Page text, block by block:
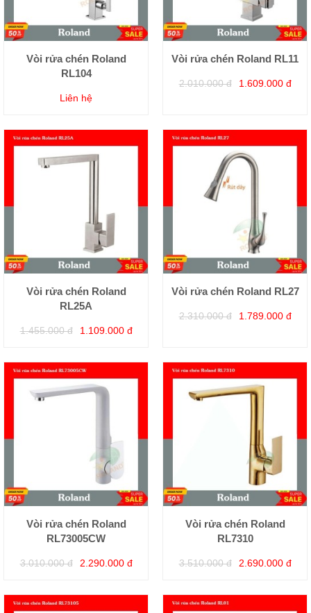
Vòi rửa chén Roland
RL104
Liên hệ
Vòi rửa chén Roland RL11
2.010.000 đ 1.609.000 đ
Vòi rửa chén Roland
RL25A
1.455.000 đ 1.109.000 đ
Vòi rửa chén Roland RL27
2.310.000 đ 1.789.000 đ
Vòi rửa chén Roland
RL73005CW
3.010.000 đ 2.290.000 đ
Vòi rửa chén Roland
RL7310
3.510.000 đ 2.690.000 đ